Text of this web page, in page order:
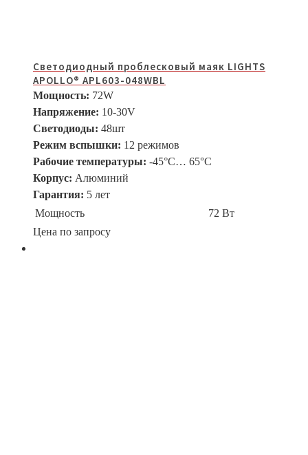
Светодиодный проблесковый маяк LIGHTS
APOLLO® APL603-048WBL
Мощность: 72W
Напряжение: 10-30V
Светодиоды: 48шт
Режим вспышки: 12 режимов
Рабочие температуры: -45°C… 65°C
Корпус: Алюминий
Гарантия: 5 лет
Мощность
72 Вт
Цена по запросу